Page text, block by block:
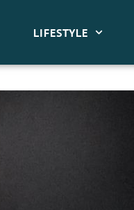
LIFESTYLE